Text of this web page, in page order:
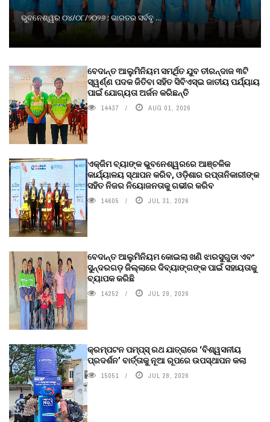
ଭୁବନେଶ୍ୱର ୦୪/୦୮/୨୦୨୬ : ଭାରତର ସର୍ବବୃ ...
ବେଦାନ୍ତ ଆଲୁମିନିୟମ ସମର୍ଥିତ ଯୁବ ତୀରନ୍ଦାଜ ୩ଟି
ସ୍ୱର୍ଣ୍ଣ ପଦକ ଜିତିବା ସହିତ ସିବିଏସ୍ଇ ଜାତୀୟ ପର୍ଯ୍ୟାୟ
ପାଇଁ ଯୋଗ୍ୟତା ଅର୍ଜନ କରିଛନ୍ତି
14437 AUG 01, 2026
ଏକ୍ଜିମ ବ୍ୟାଙ୍କ ଭୁବନେଶ୍ୱରରେ ଆଞ୍ଚଳିକ
କାର୍ଯ୍ୟାଳୟ ସ୍ଥାପନ କରିବ, ଓଡ଼ିଶାର ରପ୍ତାନିକାରୀଙ୍କ
ସହିତ ନିଜର ନିୟୋଜନତାକୁ ଗଭୀର କରିବ
14605 JUL 31, 2026
ବେଦାନ୍ତ ଆଲୁମିନିୟମ କୋଇଲା ଖଣି ଝାରସୁଗୁଡା ଏବଂ
ସୁନ୍ଦରଗଡ଼ ଜିଲ୍ଲାରେ ଦିବ୍ୟାଙ୍ଗଙ୍କ ପାଇଁ ସହାୟତାକୁ
ବ୍ୟାପକ କରିଛି
14252 JUL 29, 2026
କ୍ରମ୍ପଟନ ପମ୍ପ୍‌ସ୍‌ ରଥ ଯାତ୍ରାରେ ‘ବିଶ୍ୱସନୀୟ
ପ୍ରଦର୍ଶନ’ ବାର୍ତ୍ତାକୁ ନୂଆ ରୂପରେ ଉପସ୍ଥାପନ କଲା
15051 JUL 28, 2026